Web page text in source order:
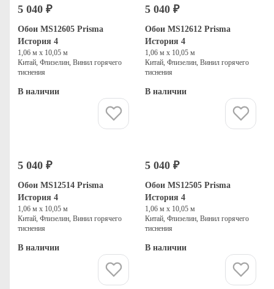
5 040 ₽
Обои MS12605 Prisma
История 4
1,06 м х 10,05 м
Китай, Флизелин, Винил горячего
тиснения
В наличии
5 040 ₽
Обои MS12612 Prisma
История 4
1,06 м х 10,05 м
Китай, Флизелин, Винил горячего
тиснения
В наличии
5 040 ₽
Обои MS12514 Prisma
История 4
1,06 м х 10,05 м
Китай, Флизелин, Винил горячего
тиснения
В наличии
5 040 ₽
Обои MS12505 Prisma
История 4
1,06 м х 10,05 м
Китай, Флизелин, Винил горячего
тиснения
В наличии